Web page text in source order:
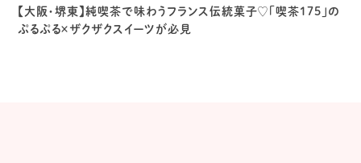
【大阪・堺東】純喫茶で味わうフランス伝統菓子♡「喫茶175」の
ぷるぷる×ザクザクスイーツが必見